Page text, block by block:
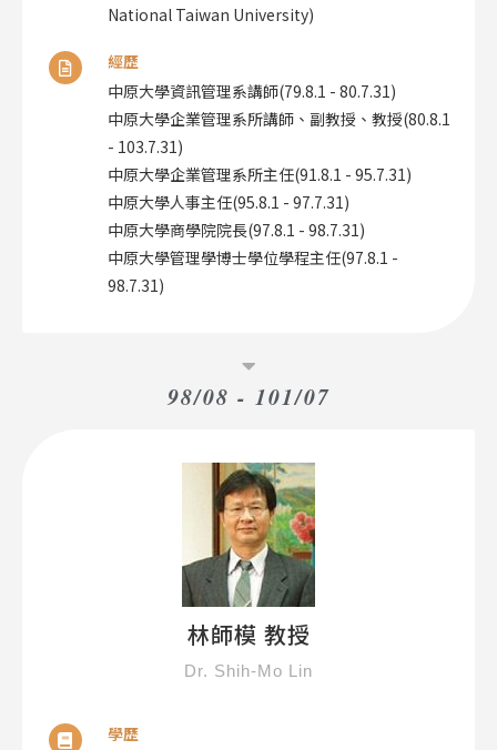
National Taiwan University)
經歷
中原大學資訊管理系講師(79.8.1 - 80.7.31)
中原大學企業管理系所講師、副教授、教授(80.8.1
- 103.7.31)
中原大學企業管理系所主任(91.8.1 - 95.7.31)
中原大學人事主任(95.8.1 - 97.7.31)
中原大學商學院院長(97.8.1 - 98.7.31)
中原大學管理學博士學位學程主任(97.8.1 -
98.7.31)
98/08 - 101/07
林師模 教授
Dr. Shih-Mo Lin
學歷